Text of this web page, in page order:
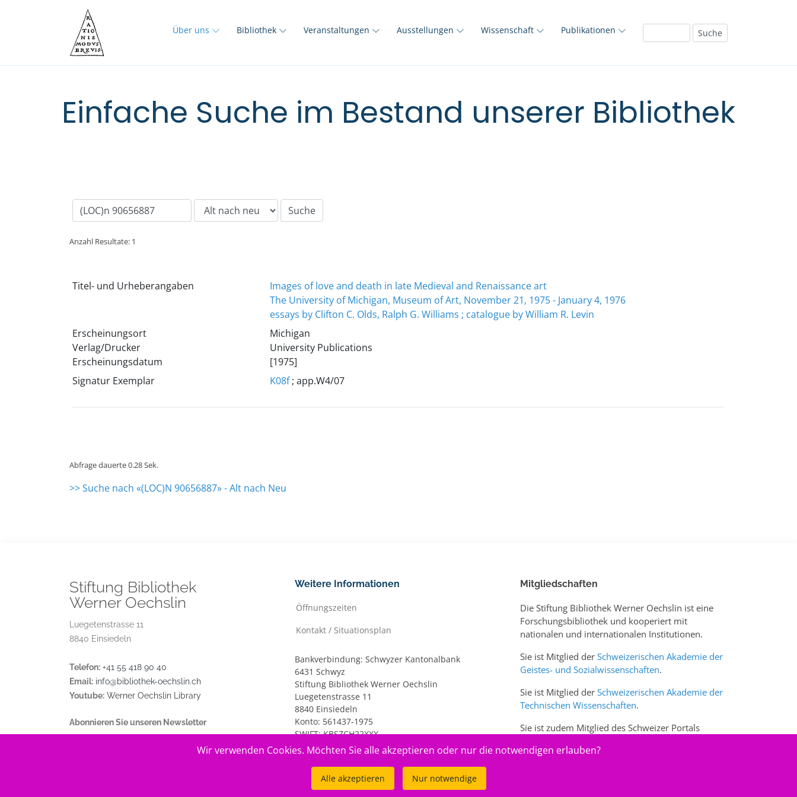
Über uns Bibliothek Veranstaltungen Ausstellungen Wissenschaft Publikationen
Einfache Suche im Bestand unserer Bibliothek
Anzahl Resultate: 1
Titel- und Urheberangaben
Images of love and death in late Medieval and Renaissance art
The University of Michigan, Museum of Art, November 21, 1975 - January 4, 1976
essays by Clifton C. Olds, Ralph G. Williams ; catalogue by William R. Levin
Erscheinungsort
Verlag/Drucker
Erscheinungsdatum
Michigan
University Publications
[1975]
Signatur Exemplar
K08f; app.W4/07
Abfrage dauerte 0.28 Sek.
>> Suche nach «(LOC)N 90656887» - Alt nach Neu
Stiftung Bibliothek
Werner Oechslin
Luegetenstrasse 11
8840 Einsiedeln
Telefon: +41 55 418 90 40
Email: info@bibliothek-oechslin.ch
Youtube: Werner Oechslin Library
Abonnieren Sie unseren Newsletter
Weitere Informationen
Öffnungszeiten
Kontakt / Situationsplan
Bankverbindung: Schwyzer Kantonalbank
6431 Schwyz
Stiftung Bibliothek Werner Oechslin
Luegetenstrasse 11
8840 Einsiedeln
Konto: 561437-1975
SWIFT: KBSZCH22XXX
IBAN: CH20 0077 7005 6143 7197 5
Mitgliedschaften
Die Stiftung Bibliothek Werner Oechslin ist eine
Forschungsbibliothek und kooperiert mit
nationalen und internationalen Institutionen.
Sie ist Mitglied der Schweizerischen Akademie der
Geistes- und Sozialwissenschaften.
Sie ist Mitglied der Schweizerischen Akademie der
Technischen Wissenschaften.
Sie ist zudem Mitglied des Schweizer Portals
Wir verwenden Cookies. Möchten Sie alle akzeptieren oder nur die notwendigen erlauben?
Alle akzeptieren Nur notwendige